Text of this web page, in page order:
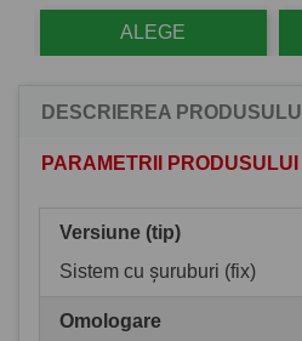
ALEGE
DESCRIEREA PRODUSULUI
PARAMETRII PRODUSULUI
Versiune (tip)
Sistem cu șuruburi (fix)
Omologare